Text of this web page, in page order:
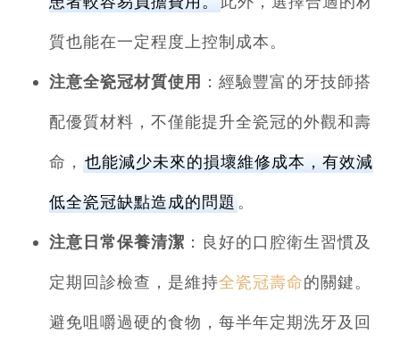
質也能在一定程度上控制成本。
注意全瓷冠材質使用 ：經驗豐富的牙技師搭
配優質材料，不僅能提升全瓷冠的外觀和壽
命， 也能減少未來的損壞維修成本，有效減
低全瓷冠缺點造成的問題 。
注意日常保養清潔 ：良好的口腔衛生習慣及
定期回診檢查，是維持全瓷冠壽命的關鍵。
避免咀嚼過硬的食物，每半年定期洗牙及回